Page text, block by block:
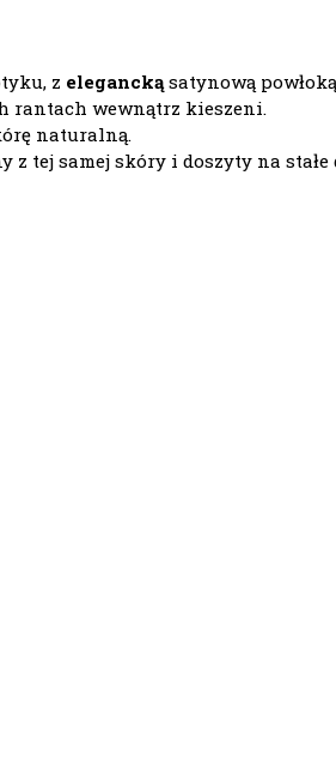
z elegancką satynową
rantach wewnątrz kieszeni.
naturalną.
z tej samej skóry i doszyty na